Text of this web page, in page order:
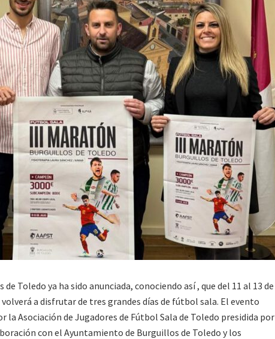
Toledo ya ha sido anunciada, conociendo así , que del 11 al 13 de
a disfrutar de tres grandes días de fútbol sala. El evento
la Asociación de Jugadores de Fútbol Sala de Toledo presidida por
con el Ayuntamiento de Burguillos de Toledo y los